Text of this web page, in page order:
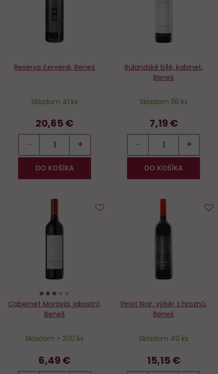
Reserva červené, Beneš
Skladom 41 ks
20,65 €
− +
DO KOŠÍKA
Rulandské bílé, kabinet,
Beneš
Skladom 116 ks
7,19 €
− +
DO KOŠÍKA
60%
Cabernet Moravia, jakostní,
Beneš
Skladom > 200 ks
6,49 €
Pinot Noir, výběr z hroznů,
Beneš
Skladom 40 ks
15,15 €